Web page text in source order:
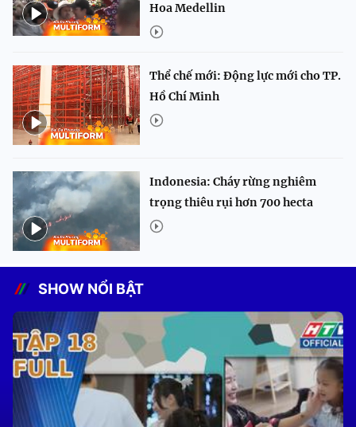
Hoa Medellin
Thể chế mới: Động lực mới cho TP.
Hồ Chí Minh
Indonesia: Cháy rừng nghiêm
trọng thiêu rụi hơn 700 hecta
SHOW NỔI BẬT